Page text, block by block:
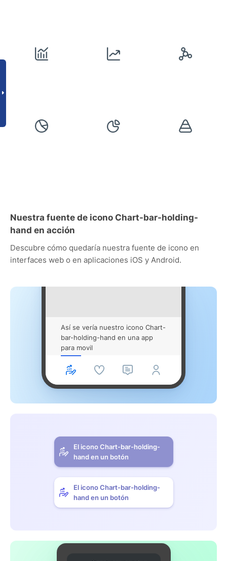
Nuestra fuente de icono Chart-bar-holding-
hand en acción
Descubre cómo quedaría nuestra fuente de icono en
interfaces web o en aplicaciones iOS y Android.
Así se vería nuestro icono Chart-
bar-holding-hand en una app
para movil
El icono Chart-bar-holding-
hand en un botón
El icono Chart-bar-holding-
hand en un botón